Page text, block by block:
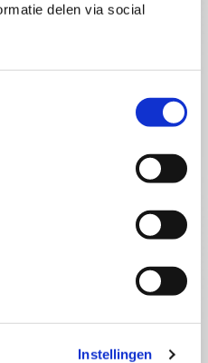
delen via social
Instellingen
Architect
(EN)